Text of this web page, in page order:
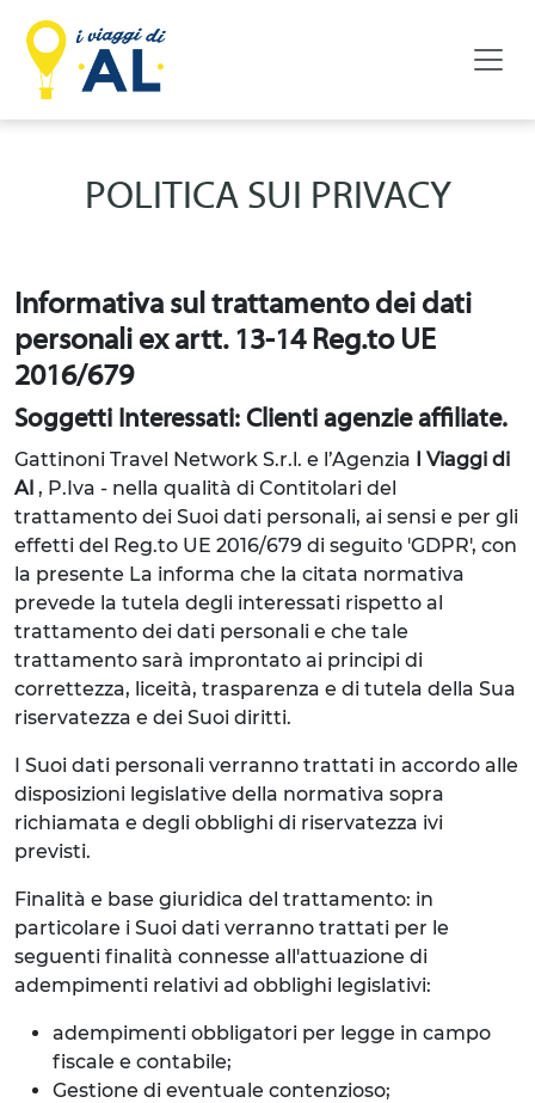
POLITICA SUI PRIVACY
Informativa sul trattamento dei dati
personali ex artt. 13-14 Reg.to UE
2016/679
Soggetti Interessati: Clienti agenzie affiliate.
Gattinoni Travel Network S.r.l. e l’Agenzia I Viaggi di
Al , P.Iva - nella qualità di Contitolari del
trattamento dei Suoi dati personali, ai sensi e per gli
effetti del Reg.to UE 2016/679 di seguito 'GDPR', con
la presente La informa che la citata normativa
prevede la tutela degli interessati rispetto al
trattamento dei dati personali e che tale
trattamento sarà improntato ai principi di
correttezza, liceità, trasparenza e di tutela della Sua
riservatezza e dei Suoi diritti.
I Suoi dati personali verranno trattati in accordo alle
disposizioni legislative della normativa sopra
richiamata e degli obblighi di riservatezza ivi
previsti.
Finalità e base giuridica del trattamento: in
particolare i Suoi dati verranno trattati per le
seguenti finalità connesse all'attuazione di
adempimenti relativi ad obblighi legislativi:
adempimenti obbligatori per legge in campo
fiscale e contabile;
Gestione di eventuale contenzioso;